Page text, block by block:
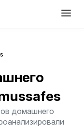
домашнего